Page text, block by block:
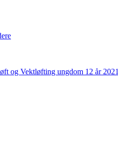
og Vektløfting ungdom 12 år 2021